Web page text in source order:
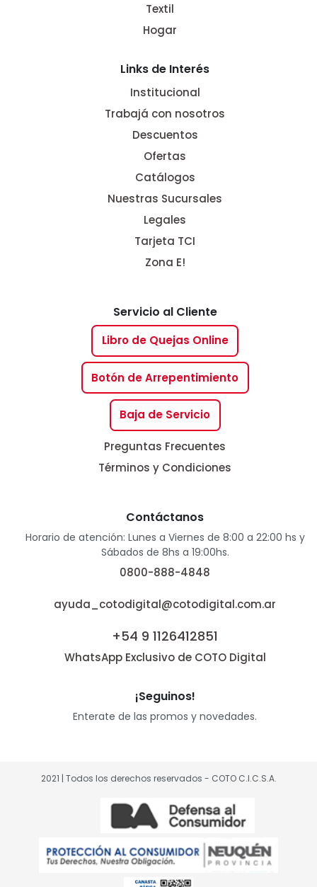
Textil
Hogar
Links de Interés
Institucional
Trabajá con nosotros
Descuentos
Ofertas
Catálogos
Nuestras Sucursales
Legales
Tarjeta TCI
Zona E!
Servicio al Cliente
Libro de Quejas Online
Botón de Arrepentimiento
Baja de Servicio
Preguntas Frecuentes
Términos y Condiciones
Contáctanos
Horario de atención: Lunes a Viernes de 8:00 a 22:00 hs y
Sábados de 8hs a 19:00hs.
0800-888-4848
ayuda_cotodigital@cotodigital.com.ar
+54 9 1126412851
WhatsApp Exclusivo de COTO Digital
¡Seguinos!
Enterate de las promos y novedades.
2021 | Todos los derechos reservados - COTO C.I.C.S.A.